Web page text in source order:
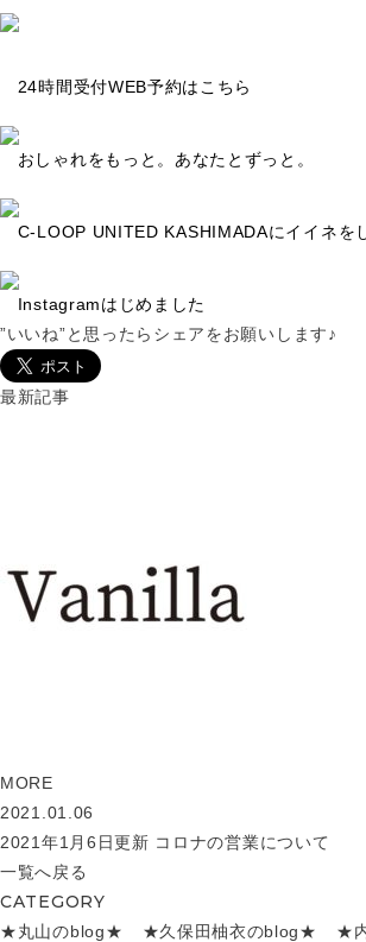
24時間受付WEB予約はこちら
おしゃれをもっと。あなたとずっと。
C-LOOP UNITED KASHIMADAにイイネを
Instagramはじめました
”いいね”と思ったらシェアをお願いします♪
最新記事
MORE
2021.01.06
2021年1月6日更新 コロナの営業について
一覧へ戻る
CATEGORY
★丸山のblog★ ★久保田柚衣のblog★ ★